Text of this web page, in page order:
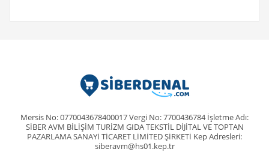
Mersis No: 0770043678400017 Vergi No: 7700436784 İşletme Adı:
SİBER AVM BİLİŞİM TURİZM GIDA TEKSTİL DİJİTAL VE TOPTAN
PAZARLAMA SANAYİ TİCARET LİMİTED ŞİRKETİ Kep Adresleri:
siberavm@hs01.kep.tr